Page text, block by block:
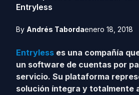
Entryless
By Andrés Tabordaenero 18, 2018
Entryless es una compañía
un software de cuentas por
servicio. Su plataforma
solución íntegra y totalmente